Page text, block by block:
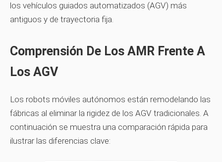
los vehículos guiados automatizados (AGV) más
antiguos y de trayectoria fija.
Comprensión De Los AMR Frente A
Los AGV
Los robots móviles autónomos están remodelando las
fábricas al eliminar la rigidez de los AGV tradicionales. A
continuación se muestra una comparación rápida para
ilustrar las diferencias clave: